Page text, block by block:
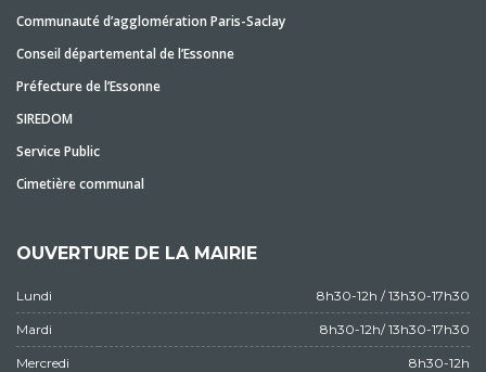
Communauté d’agglomération Paris-Saclay
Conseil départemental de l’Essonne
Préfecture de l’Essonne
SIREDOM
Service Public
Cimetière communal
OUVERTURE DE LA MAIRIE
Lundi 8h30-12h / 13h30-17h30
Mardi 8h30-12h/ 13h30-17h30
Mercredi 8h30-12h